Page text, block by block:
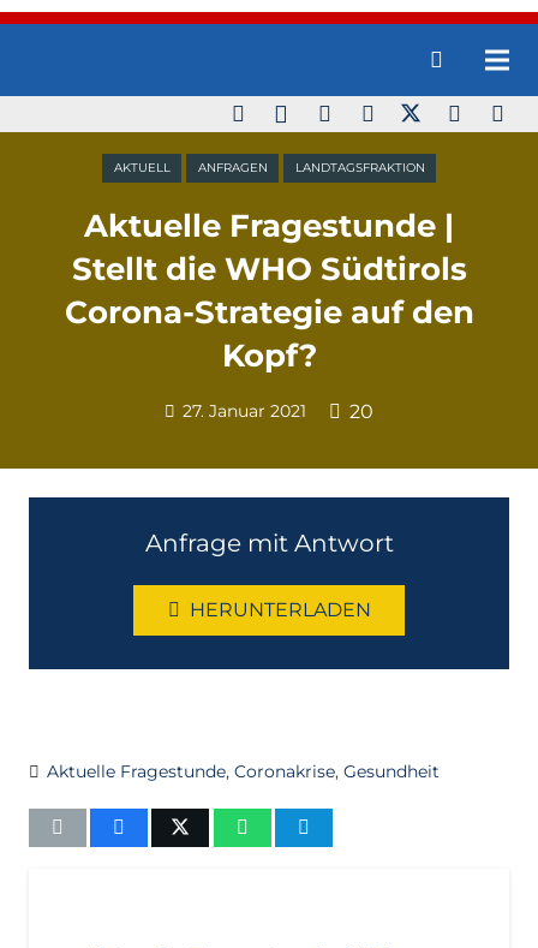
AKTUELL ANFRAGEN LANDTAGSFRAKTION
Aktuelle Fragestunde |
Stellt die WHO Südtirols
Corona-Strategie auf den
Kopf?
27. Januar 2021 20
Anfrage mit Antwort
HERUNTERLADEN
Aktuelle Fragestunde, Coronakrise, Gesundheit